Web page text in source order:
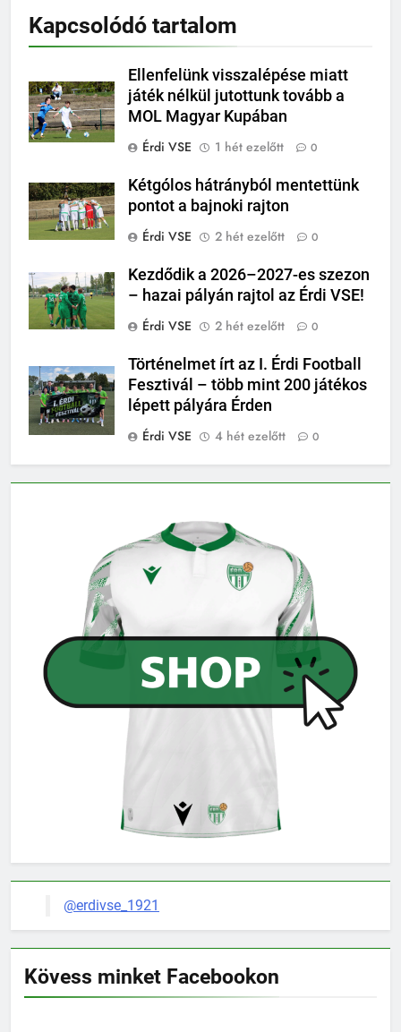
Kapcsolódó tartalom
Ellenfelünk visszalépése miatt
játék nélkül jutottunk tovább a
MOL Magyar Kupában
Érdi VSE
1 hét ezelőtt 0
Kétgólos hátrányból mentettünk
pontot a bajnoki rajton
Érdi VSE
2 hét ezelőtt 0
Kezdődik a 2026–2027-es szezon
– hazai pályán rajtol az Érdi VSE!
Érdi VSE
2 hét ezelőtt 0
Történelmet írt az I. Érdi Football
Fesztivál – több mint 200 játékos
lépett pályára Érden
Érdi VSE
4 hét ezelőtt 0
@erdivse_1921
Kövess minket Facebookon